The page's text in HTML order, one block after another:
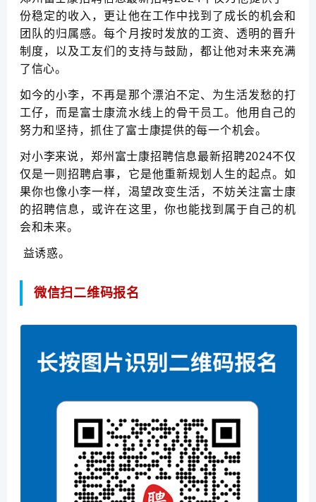
份稳定的收入，更让他在工作中找到了成长的机会和
团队的归属感。每个月按时发放的工资、透明的晋升
制度，以及工友们的支持与鼓励，都让他对未来充满
了信心。
如今的小李，不再是那个漂泊不定、为生活发愁的打
工仔，而是富士康流水线上的骨干员工。他用自己的
努力和坚持，抓住了富士康提供的每一个机会。
对小李来说，郑州富士康招聘信息最新招聘2024不仅
仅是一则招聘启事，它是他重新规划人生的起点。如
果你也像小李一样，渴望改变生活，不妨关注富士康
的招聘信息，或许在这里，你也能找到属于自己的机
会和未来。
益诱惑。
微信扫二维码报名